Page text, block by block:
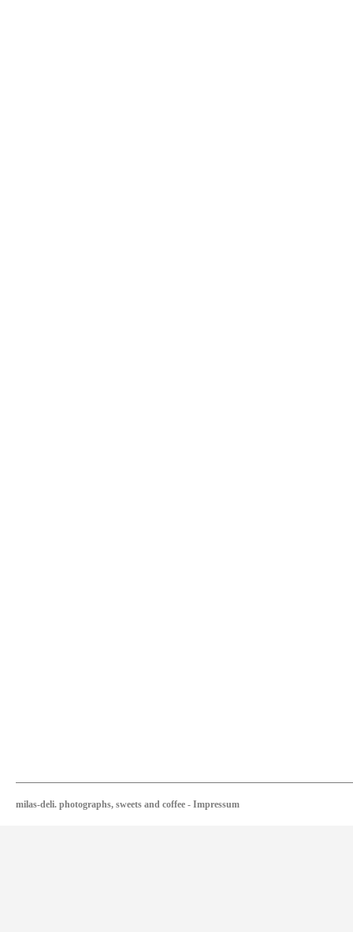
milas-deli. photographs, sweets and coffee - Impressum